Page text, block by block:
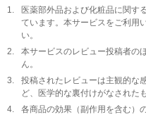
1.
医薬部外品および化粧品に関す
ています。本サービスをご利用
い。
2.
本サービスのレビュー投稿者の
ん。
3.
投稿されたレビューは主観的な
ど、医学的な裏付けがなされた
4.
各商品の効果（副作用を含む）